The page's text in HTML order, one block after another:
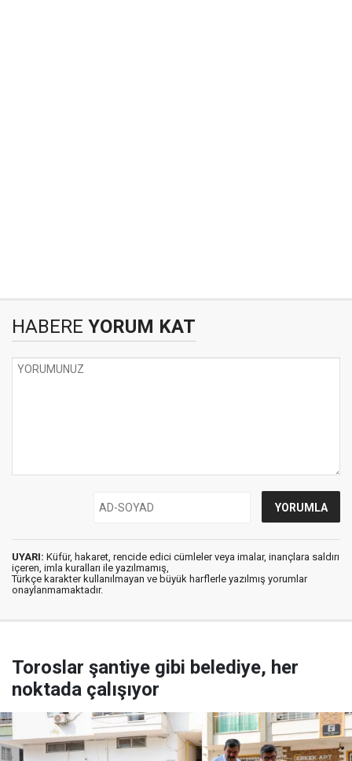
HABERE YORUM KAT
UYARI: Küfür, hakaret, rencide edici cümleler veya imalar, inançlara saldırı
içeren, imla kuralları ile yazılmamış,
Türkçe karakter kullanılmayan ve büyük harflerle yazılmış yorumlar
onaylanmamaktadır.
Toroslar şantiye gibi belediye, her
noktada çalışıyor